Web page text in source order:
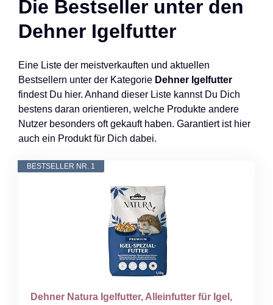
Die Bestseller unter den
Dehner Igelfutter
Eine Liste der meistverkauften und aktuellen
Bestsellern unter der Kategorie Dehner Igelfutter
findest Du hier. Anhand dieser Liste kannst Du Dich
bestens daran orientieren, welche Produkte andere
Nutzer besonders oft gekauft haben. Garantiert ist hier
auch ein Produkt für Dich dabei.
BESTSELLER NR. 1
Dehner Natura Igelfutter, Alleinfutter für Igel,